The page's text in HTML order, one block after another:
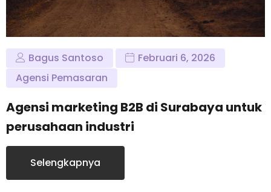
Bagus Santoso
Februari 6, 2026
Agensi Pemasaran
Agensi marketing B2B di Surabaya untuk
perusahaan industri
Selengkapnya